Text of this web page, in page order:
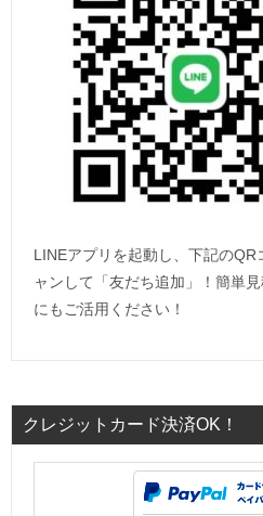
LINEアプリを起動し、下記のQR
ャンして「友だち追加」！簡単
にもご活用ください！
クレジットカード決済OK！